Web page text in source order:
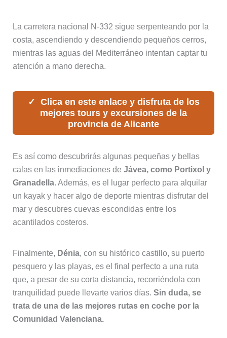
La carretera nacional N-332 sigue serpenteando por la
costa, ascendiendo y descendiendo pequeños cerros,
mientras las aguas del Mediterráneo intentan captar tu
atención a mano derecha.
Clica en este enlace y disfruta de los
mejores tours y excursiones de la
provincia de Alicante
Es así como descubrirás algunas pequeñas y bellas
calas en las inmediaciones de Jávea, como Portixol y
Granadella. Además, es el lugar perfecto para alquilar
un kayak y hacer algo de deporte mientras disfrutar del
mar y descubres cuevas escondidas entre los
acantilados costeros.
Finalmente, Dénia, con su histórico castillo, su puerto
pesquero y las playas, es el final perfecto a una ruta
que, a pesar de su corta distancia, recorriéndola con
tranquilidad puede llevarte varios días. Sin duda, se
trata de una de las mejores rutas en coche por la
Comunidad Valenciana.